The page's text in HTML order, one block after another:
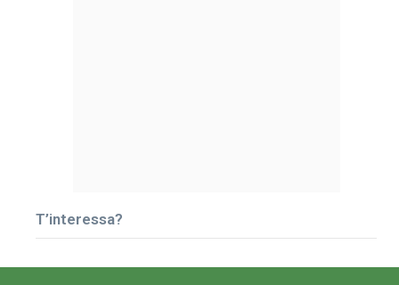
T’interessa?